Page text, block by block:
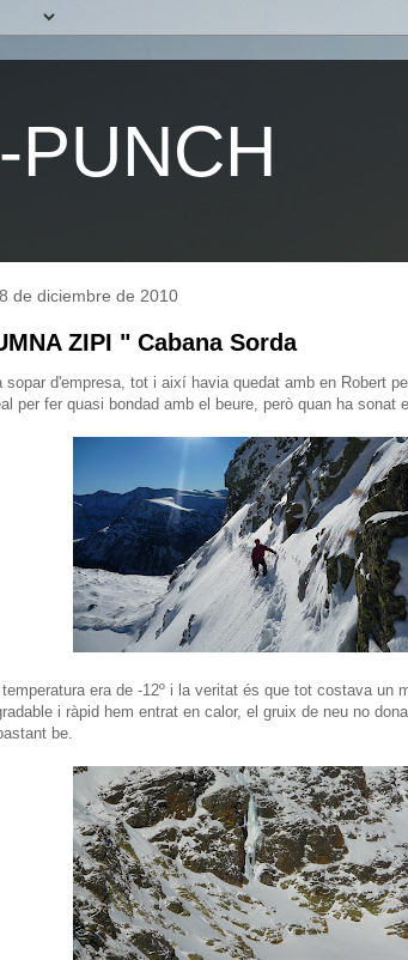
PUNCH
de diciembre de 2010
ZIPI " Cabana Sorda
sopar d'empresa, tot i així havia quedat amb en Robert
per fer quasi bondad amb el beure, però quan ha sonat
era de -12º i la veritat és que tot costava un
i ràpid hem entrat en calor, el gruix de neu no
be.